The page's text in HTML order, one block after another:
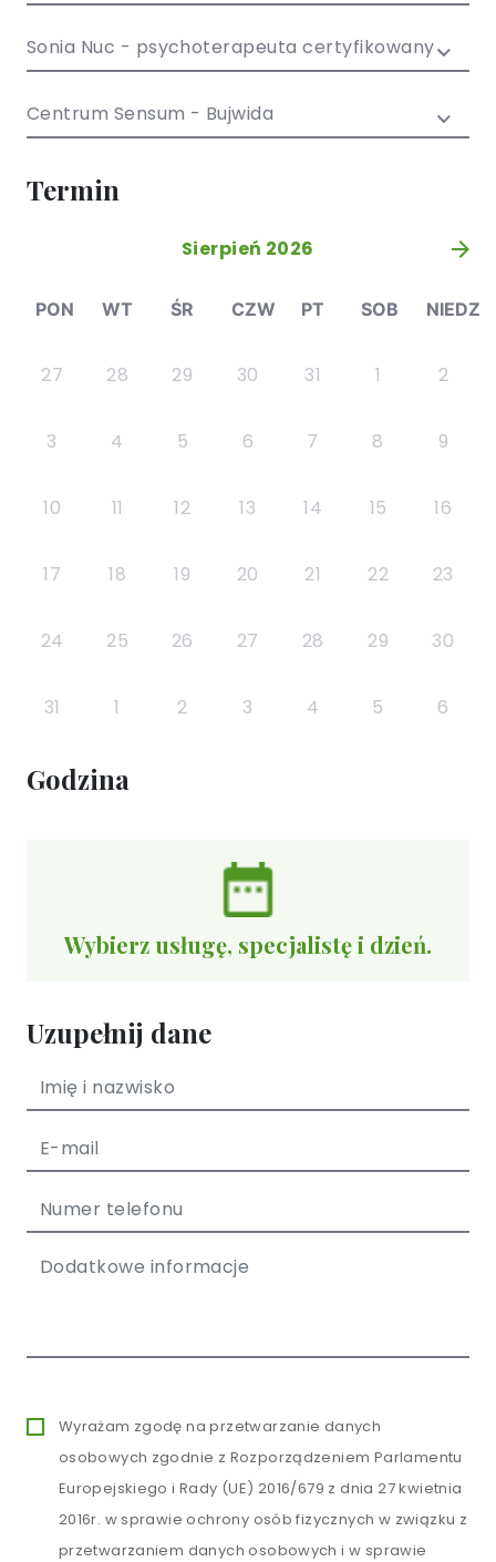
dla dzieci i
młodzieży
Sonia Nuc - psychoterapeuta certyfikowany
Centrum Sensum - Bujwida
Termin
Sierpień 2026 »
PON WT ŚR CZW PT SOB NIEDZ
27 28 29 30 31 1 2
3 4 5 6 7 8 9
10 11 12 13 14 15 16
17 18 19 20 21 22 23
24 25 26 27 28 29 30
31 1 2 3 4 5 6
Godzina
Wybierz usługę, specjalistę i dzień.
Uzupełnij dane
Wyrażam zgodę na przetwarzanie danych
osobowych zgodnie z Rozporządzeniem Parlamentu
Europejskiego i Rady (UE) 2016/679 z dnia 27 kwietnia
2016r. w sprawie ochrony osób fizycznych w związku z
przetwarzaniem danych osobowych i w sprawie